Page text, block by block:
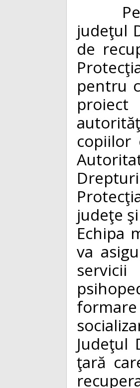
judeţul
de
pentru
proiect
copiilor
judeţe
Echipa
va
Judeţul
ţară